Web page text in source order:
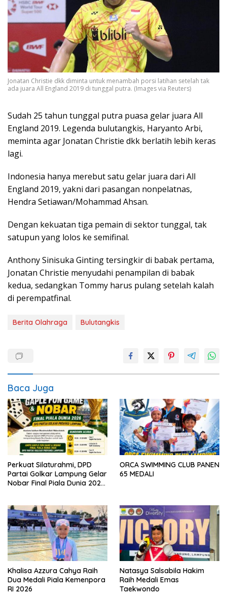
Jonatan Christie dkk diminta untuk menambah porsi latihan setelah tak
ada juara All England 2019 di tunggal putra. (Images via Reuters)
Sudah 25 tahun tunggal putra puasa gelar juara All
England 2019. Legenda bulutangkis, Haryanto Arbi,
meminta agar Jonatan Christie dkk berlatih lebih keras
lagi.
Indonesia hanya merebut satu gelar juara dari All
England 2019, yakni dari pasangan nonpelatnas,
Hendra Setiawan/Mohammad Ahsan.
Dengan kekuatan tiga pemain di sektor tunggal, tak
satupun yang lolos ke semifinal.
Anthony Sinisuka Ginting tersingkir di babak pertama,
Jonatan Christie menyudahi penampilan di babak
kedua, sedangkan Tommy harus pulang setelah kalah
di perempatfinal.
Berita Olahraga Bulutangkis
Baca Juga
Perkuat Silaturahmi, DPD
Partai Golkar Lampung Gelar
Nobar Final Piala Dunia 2026
ORCA SWIMMING CLUB PANEN
65 MEDALI
Khalisa Azzura Cahya Raih
Dua Medali Piala Kemenpora
RI 2026
Natasya Salsabila Hakim
Raih Medali Emas
Taekwondo